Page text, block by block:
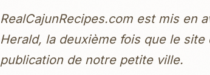
RealCajunRecipes.com est mis en
Herald, la deuxième fois que le
publication de notre petite ville.